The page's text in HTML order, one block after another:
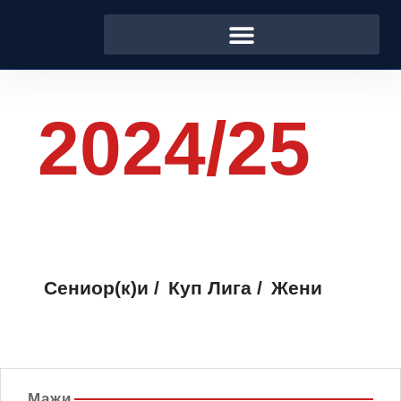
2024/25
Сениор(к)и / Куп Лига / Жени